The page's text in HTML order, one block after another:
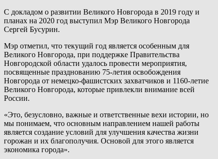
С докладом о развитии Великого Новгорода в 2019 году и
планах на 2020 год выступил Мэр Великого Новгорода
Сергей Бусурин.
Мэр отметил, что текущий год является особенным для
Великого Новгорода, при поддержке Правительства
Новгородской области удалось провести мероприятия,
посвященные празднованию 75-летия освобождения
Новгорода от немецко-фашистских захватчиков и 1160-летие
Великого Новгорода, которые привлекли внимание всей
России.
«Это, безусловно, важные и ответственные вехи истории, но
мы понимаем, что основным направлением нашей работы
является создание условий для улучшения качества жизни
горожан и их благополучия. Основой для этого является
экономика города».